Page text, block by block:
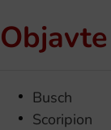
Objavte
Busch
Scoripion